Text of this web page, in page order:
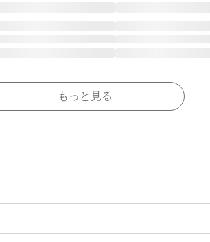
もっと見る